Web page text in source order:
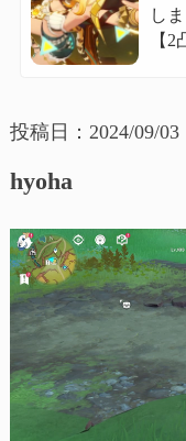
し
【2
投稿日：2024/09/
hyoha
動
画
プ
レ
ヤ